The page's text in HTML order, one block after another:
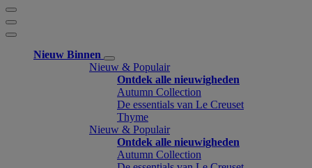
Nieuw Binnen
Nieuw & Populair
Ontdek alle nieuwigheden
Autumn Collection
De essentials van Le Creuset
Thyme
Nieuw & Populair
Ontdek alle nieuwigheden
Autumn Collection